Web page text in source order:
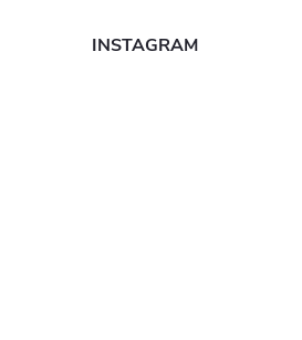
INSTAGRAM